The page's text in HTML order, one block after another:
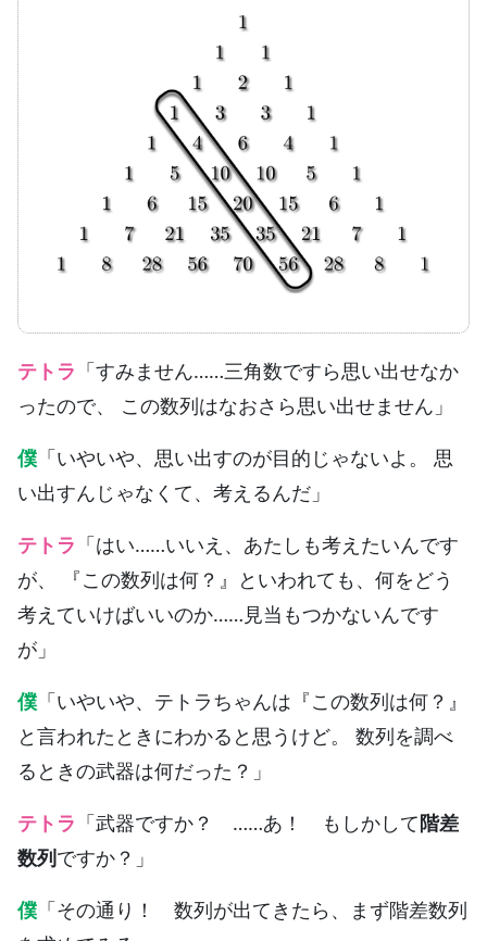
テトラ 「すみません……三角数ですら思い出せなか
ったので、 この数列はなおさら思い出せません」
僕 「いやいや、思い出すのが目的じゃないよ。 思
い出すんじゃなくて、考えるんだ」
テトラ 「はい……いいえ、あたしも考えたいんです
が、 『この数列は何？』といわれても、何をどう
考えていけばいいのか……見当もつかないんです
が」
僕 「いやいや、テトラちゃんは『この数列は何？』
と言われたときにわかると思うけど。 数列を調べ
るときの武器は何だった？」
テトラ 「武器ですか？ ……あ！ もしかして階差
数列ですか？」
僕 「その通り！ 数列が出てきたら、まず階差数列